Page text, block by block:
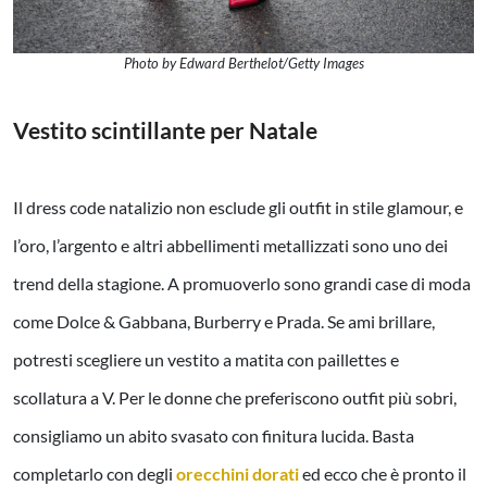
Photo by Edward Berthelot/Getty Images
Vestito scintillante per Natale
Il dress code natalizio non esclude gli outfit in stile glamour, e
l’oro, l’argento e altri abbellimenti metallizzati sono uno dei
trend della stagione. A promuoverlo sono grandi case di moda
come Dolce & Gabbana, Burberry e Prada. Se ami brillare,
potresti scegliere un vestito a matita con paillettes e
scollatura a V. Per le donne che preferiscono outfit più sobri,
consigliamo un abito svasato con finitura lucida. Basta
completarlo con degli orecchini doratied ecco che è pronto il